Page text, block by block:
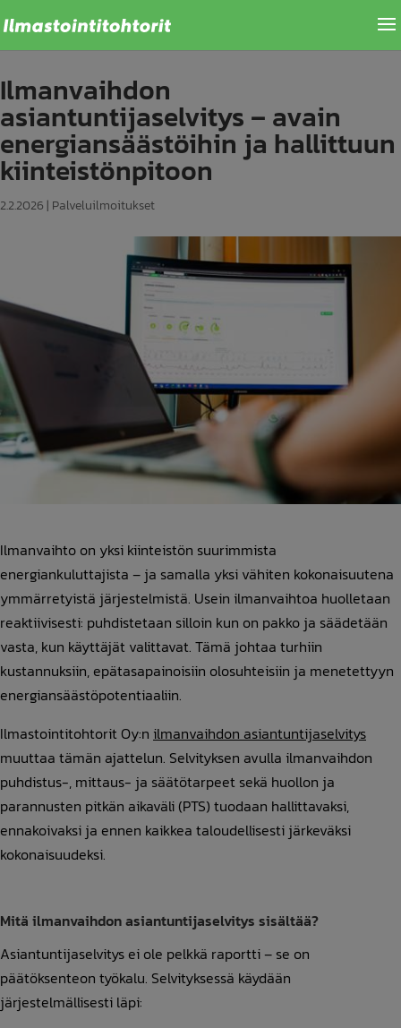
Ilmanvaihdon
asiantuntijaselvitys – avain
energiansäästöihin ja hallittuun
kiinteistönpitoon
2.2.2026 | Palveluilmoitukset
Ilmanvaihto on yksi kiinteistön suurimmista
energiankuluttajista – ja samalla yksi vähiten kokonaisuutena
ymmärretyistä järjestelmistä. Usein ilmanvaihtoa huolletaan
reaktiivisesti: puhdistetaan silloin kun on pakko ja säädetään
vasta, kun käyttäjät valittavat. Tämä johtaa turhiin
kustannuksiin, epätasapainoisiin olosuhteisiin ja menetettyyn
energiansäästöpotentiaaliin.
Ilmastointitohtorit Oy:n ilmanvaihdon asiantuntijaselvitys
muuttaa tämän ajattelun. Selvityksen avulla ilmanvaihdon
puhdistus-, mittaus- ja säätötarpeet sekä huollon ja
parannusten pitkän aikaväli (PTS) tuodaan hallittavaksi,
ennakoivaksi ja ennen kaikkea taloudellisesti järkeväksi
kokonaisuudeksi.
Mitä ilmanvaihdon asiantuntijaselvitys sisältää?
Asiantuntijaselvitys ei ole pelkkä raportti – se on
päätöksenteon työkalu. Selvityksessä käydään
järjestelmällisesti läpi: